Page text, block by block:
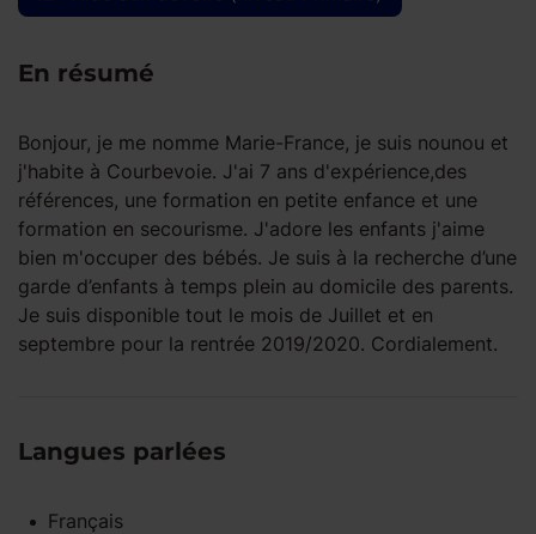
En résumé
Bonjour, je me nomme Marie-France, je suis nounou et
j'habite à Courbevoie. J'ai 7 ans d'expérience,des
références, une formation en petite enfance et une
formation en secourisme. J'adore les enfants j'aime
bien m'occuper des bébés. Je suis à la recherche d’une
garde d’enfants à temps plein au domicile des parents.
Je suis disponible tout le mois de Juillet et en
septembre pour la rentrée 2019/2020. Cordialement.
Langues parlées
Français